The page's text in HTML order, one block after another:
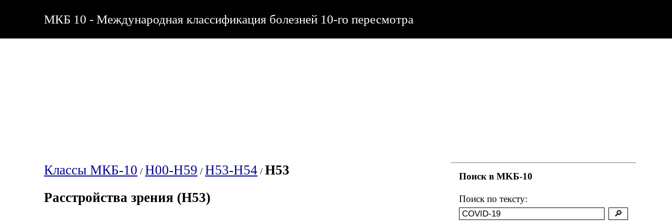
МКБ 10 - Международная классификация болезней 10-го пересмотра
Классы МКБ-10 /H00-H59 /H53-H54 /H53
Расстройства зрения (H53)
Поиск в MKБ-10
Поиск по тексту: